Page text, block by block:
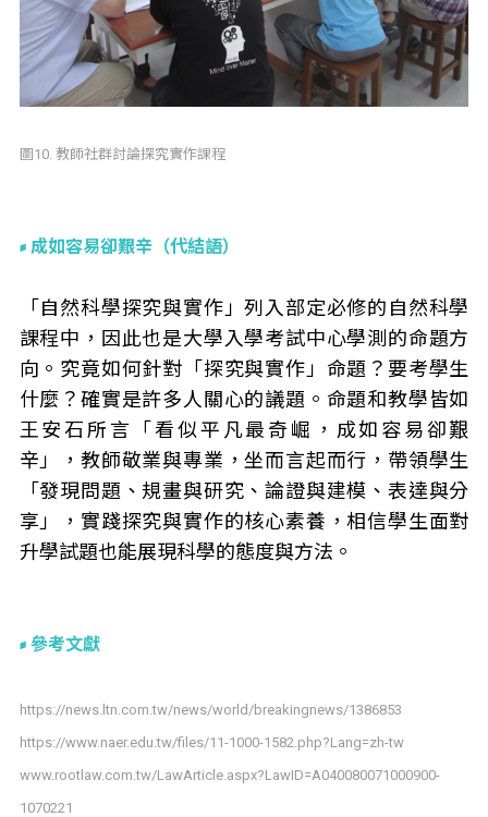
圖10. 教師社群討論探究實作課程
成如容易卻艱辛（代結語）
「自然科學探究與實作」列入部定必修的自然科學
課程中，因此也是大學入學考試中心學測的命題方
向。究竟如何針對「探究與實作」命題？要考學生
什麼？確實是許多人關心的議題。命題和教學皆如
王安石所言「看似平凡最奇崛，成如容易卻艱
辛」，教師敬業與專業，坐而言起而行，帶領學生
「發現問題、規畫與研究、論證與建模、表達與分
享」，實踐探究與實作的核心素養，相信學生面對
升學試題也能展現科學的態度與方法。
參考文獻
https://news.ltn.com.tw/news/world/breakingnews/1386853
https://www.naer.edu.tw/files/11-1000-1582.php?Lang=zh-tw
www.rootlaw.com.tw/LawArticle.aspx?LawID=A040080071000900-
1070221